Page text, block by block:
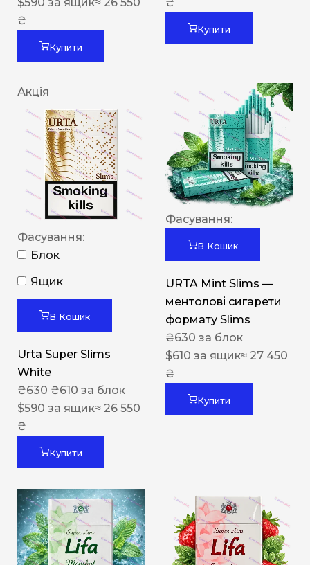
$590 за ящик≈ 26 550
₴
Купити
₴
Купити
Акція
Фасування:
Блок
Ящик
В Кошик
Urta Super Slims
White
₴630 ₴610 за блок
$590 за ящик≈ 26 550
₴
Купити
Фасування:
В Кошик
URTA Mint Slims —
ментолові сигарети
формату Slims
₴630 за блок
$610 за ящик≈ 27 450
₴
Купити